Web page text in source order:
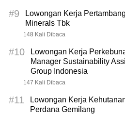
#9
Lowongan Kerja
Minerals Tbk
148 Kali Dibaca
#10
Lowongan Kerja
Manager Sustainability
Group Indonesia
147 Kali Dibaca
#11
Lowongan Kerja
Perdana Gemilang